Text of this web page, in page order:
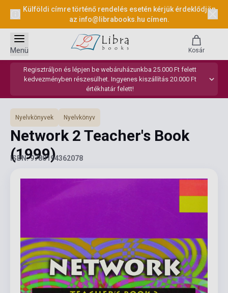
Külföldi címre történő rendelés esetén kérjük érdeklődjön
az info@librabooks.hu címen.
Regisztráljon és lépjen be webáruházunkba 25.000 Ft felett
kedvezményben részesülhet. Ingyenes kiszállítás 20.000 Ft
értékhatár felett!
Menü Kosár
Nyelvkönyvek Nyelvkönyv
Network 2 Teacher's Book
(1999)
ISBN: 9780194362078